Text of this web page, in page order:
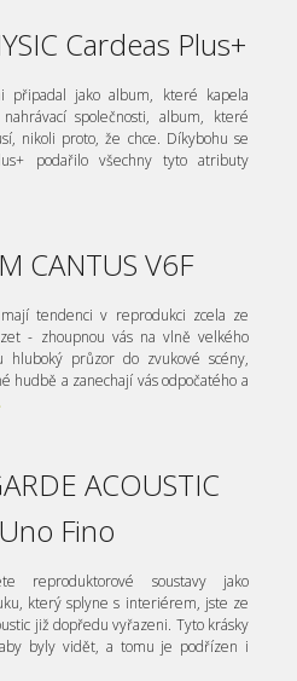
Cardeas Plus+
připadal jako album, které kapela
společnosti, album, které
nikoli proto, že chce. Díkybohu se
podařilo všechny tyto atributy
CANTUS V6F
tendenci v reprodukci zcela ze
- zhoupnou vás na vlně velkého
hluboký průzor do zvukové scény,
hudbě a zanechají vás odpočatého a
ACOUSTIC
Uno Fino
reproduktorové soustavy jako
který splyne s interiérem, jste ze
již dopředu vyřazeni. Tyto krásky
byly vidět, a tomu je podřízen i